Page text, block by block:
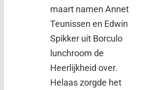
maart namen Annet
Teunissen en Edwin
Spikker uit Borculo
lunchroom de
Heerlijkheid over.
Helaas zorgde het